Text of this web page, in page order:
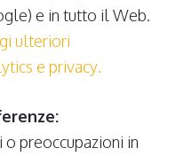
e in tutto il Web.
ulteriori
e privacy.
o preoccupazioni in